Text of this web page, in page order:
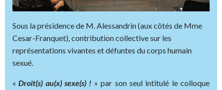
Sous la présidence de M. Alessandrin (aux côtés de Mme
Cesar-Franquet), contribution collective sur les
représentations vivantes et défuntes du corps humain
sexué.
«Droit(s) au(x) sexe(s) ! » par son seul intitulé le colloque